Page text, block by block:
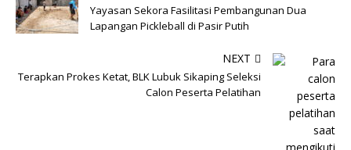
Yayasan Sekora Fasilitasi Pembangunan Dua
Lapangan Pickleball di Pasir Putih
NEXT
Terapkan Prokes Ketat, BLK Lubuk Sikaping Seleksi
Calon Peserta Pelatihan